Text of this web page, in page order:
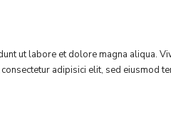
ut labore et dolore magna aliqua.
adipisici elit, sed eiusmod